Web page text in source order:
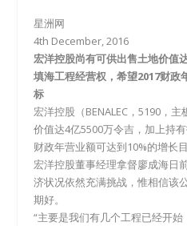
星洲网
4th December, 2016
宏洋控股尚有可供出售土地价值
填海工程经营权，希望2017财政
标
宏洋控股（BENALEC，5190，
价值达4亿5500万令吉，加上持
财政年营业额可达到10%的增长目
宏洋控股董事经理拿督廖成海日
济状况依然充满挑战，惟相信该
期好。
“主要是我们有几个工程已经开